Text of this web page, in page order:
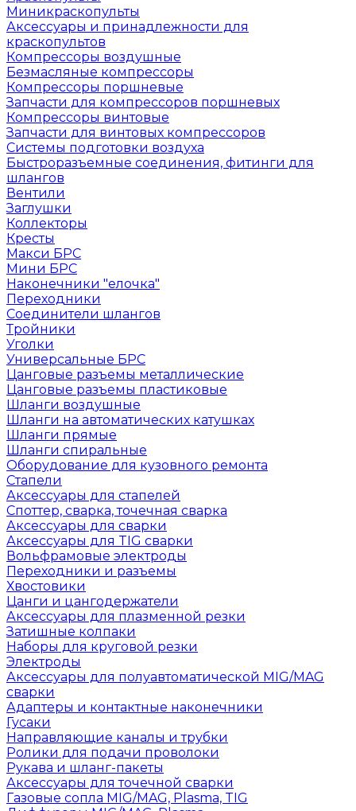
Миникраскопульты
Аксессуары и принадлежности для
краскопультов
Компрессоры воздушные
Безмасляные компрессоры
Компрессоры поршневые
Запчасти для компрессоров поршневых
Компрессоры винтовые
Запчасти для винтовых компрессоров
Системы подготовки воздуха
Быстроразъемные соединения, фитинги для
шлангов
Вентили
Заглушки
Коллекторы
Кресты
Макси БРС
Мини БРС
Наконечники "елочка"
Переходники
Соединители шлангов
Тройники
Уголки
Универсальные БРС
Цанговые разъемы металлические
Цанговые разъемы пластиковые
Шланги воздушные
Шланги на автоматических катушках
Шланги прямые
Шланги спиральные
Оборудование для кузовного ремонта
Стапели
Аксессуары для стапелей
Споттер, сварка, точечная сварка
Аксессуары для сварки
Аксессуары для TIG сварки
Вольфрамовые электроды
Переходники и разъемы
Хвостовики
Цанги и цангодержатели
Аксессуары для плазменной резки
Затишные колпаки
Наборы для круговой резки
Электроды
Аксессуары для полуавтоматической MIG/MAG
сварки
Адаптеры и контактные наконечники
Гусаки
Направляющие каналы и трубки
Ролики для подачи проволоки
Рукава и шланг-пакеты
Аксессуары для точечной сварки
Газовые сопла MIG/MAG, Plasma, TIG